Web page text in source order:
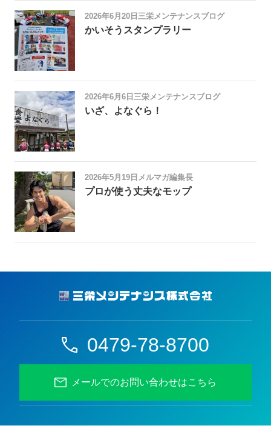
2026年6月20日 三栄メンテナンスブログ
かいそうスタンプラリー
2026年6月6日 三栄メンテナンスブログ
いざ、よなぐら！
2026年5月19日 メルマガ編集長
プロが使う丈夫なモップ
0479-78-8700
メールでのお問い合わせはこちら